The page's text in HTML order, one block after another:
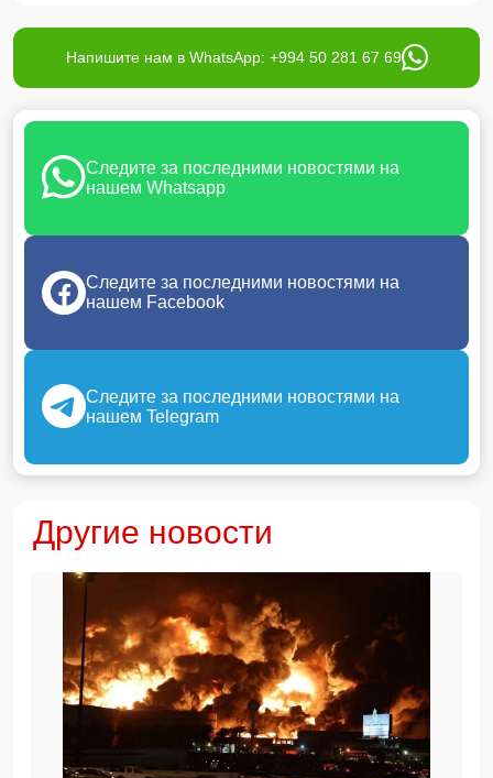
Напишите нам в WhatsApp: +994 50 281 67 69
Следите за последними новостями на
нашем Whatsapp
Следите за последними новостями на
нашем Facebook
Следите за последними новостями на
нашем Telegram
Другие новости